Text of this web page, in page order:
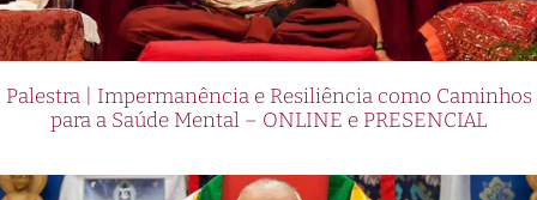
Palestra | Impermanência e Resiliência como Caminhos
para a Saúde Mental – ONLINE e PRESENCIAL